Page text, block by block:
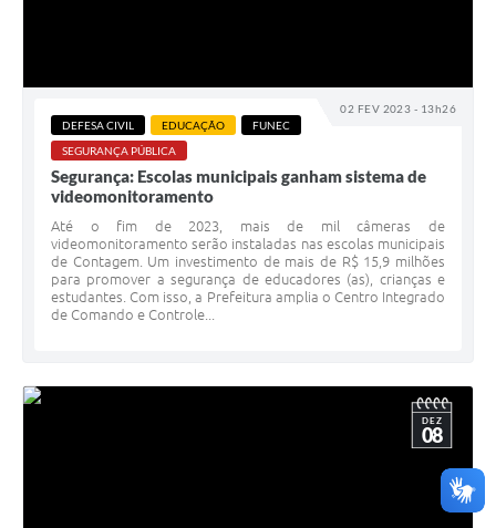
02 FEV 2023 - 13h26
DEFESA CIVIL EDUCAÇÃO
FUNEC
SEGURANÇA PÚBLICA
Segurança: Escolas municipais ganham sistema de
videomonitoramento
Até o fim de 2023, mais de mil câmeras de
videomonitoramento serão instaladas nas escolas municipais
de Contagem. Um investimento de mais de R$ 15,9 milhões
para promover a segurança de educadores (as), crianças e
estudantes. Com isso, a Prefeitura amplia o Centro Integrado
de Comando e Controle...
DEZ
08